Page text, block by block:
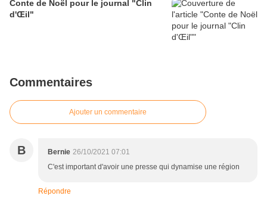
Conte de Noël pour le journal "Clin
d'Œil"
Commentaires
Ajouter un commentaire
B Bernie 26/10/2021 07:01
C'est important d'avoir une presse qui dynamise une région
Répondre